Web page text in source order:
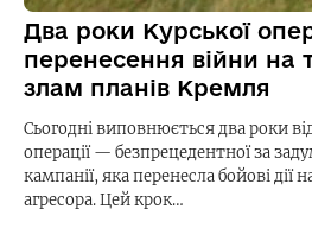
Два роки Курської
перенесення війни на
злам планів Кремля
Сьогодні виповнюється два роки
операції — безпрецедентної за
кампанії, яка перенесла бойові
агресора. Цей крок…